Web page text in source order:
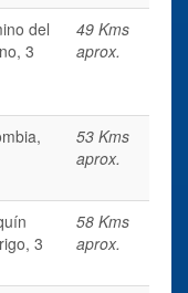
del
3
49 Kms
aprox.
53 Kms
aprox.
3
58 Kms
aprox.